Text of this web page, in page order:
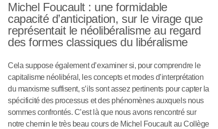
Michel Foucault : une formidable
capacité d’anticipation, sur le virage que
représentait le néolibéralisme au regard
des formes classiques du libéralisme
Cela suppose également d’examiner si, pour comprendre le
capitalisme néolibéral, les concepts et modes d’interprétation
du marxisme suffisent, s’ils sont assez pertinents pour capter la
spécificité des processus et des phénomènes auxquels nous
sommes confrontés. C’est là que nous avons rencontré sur
notre chemin le très beau cours de Michel Foucault au Collège